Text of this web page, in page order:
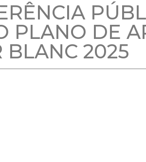
PLANO DE
BLANC 2025